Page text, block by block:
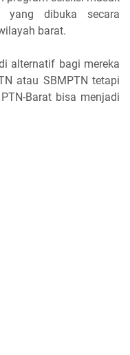
yang dibuka secara
barat.
alternatif bagi mereka
atau SBMPTN tetapi
Barat bisa menjadi